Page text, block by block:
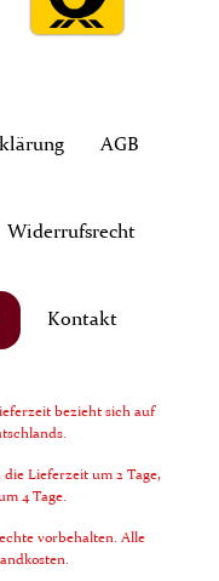
AGB
Widerrufs­recht
Kontakt
bezieht sich auf
Lieferzeit um 2 Tage,
4 Tage.
vorbehalten. Alle